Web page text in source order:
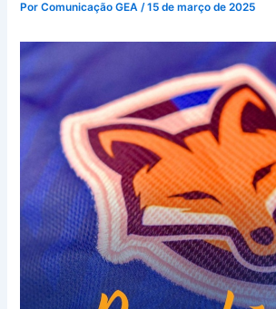
PorComunicação GEA/15 de março de 2025